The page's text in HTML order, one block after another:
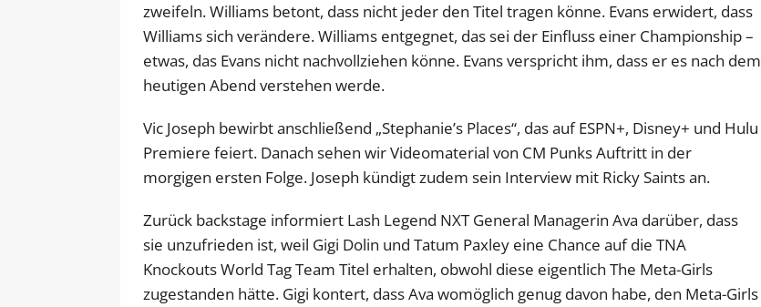
zweifeln. Williams betont, dass nicht jeder den Titel tragen könne. Evans erwidert, dass
Williams sich verändere. Williams entgegnet, das sei der Einfluss einer Championship –
etwas, das Evans nicht nachvollziehen könne. Evans verspricht ihm, dass er es nach dem
heutigen Abend verstehen werde.
Vic Joseph bewirbt anschließend „Stephanie’s Places“, das auf ESPN+, Disney+ und Hulu
Premiere feiert. Danach sehen wir Videomaterial von CM Punks Auftritt in der
morgigen ersten Folge. Joseph kündigt zudem sein Interview mit Ricky Saints an.
Zurück backstage informiert Lash Legend NXT General Managerin Ava darüber, dass
sie unzufrieden ist, weil Gigi Dolin und Tatum Paxley eine Chance auf die TNA
Knockouts World Tag Team Titel erhalten, obwohl diese eigentlich The Meta-Girls
zugestanden hätte. Gigi kontert, dass Ava womöglich genug davon habe, den Meta-Girls